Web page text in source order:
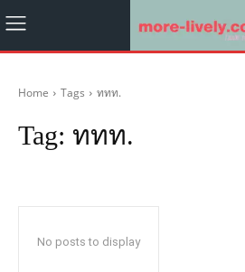
Home Tags ททท.
Tag: ททท.
No posts to display